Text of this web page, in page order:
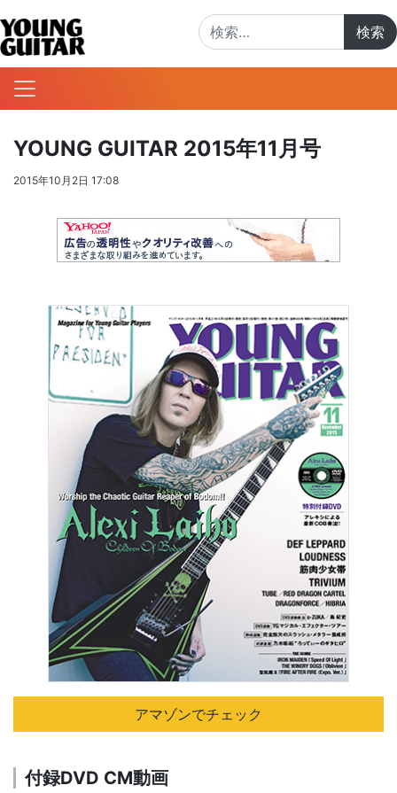
YOUNG GUITAR 2015年11月号
2015年10月2日 17:08
アマゾンでチェック
付録DVD CM動画